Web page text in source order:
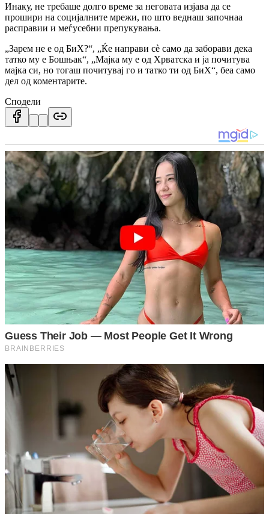
Инаку, не требаше долго време за неговата изјава да се
прошири на социјалните мрежи, по што веднаш започнаа
расправии и меѓусебни препукувања.
„Зарем не е од БиХ?“, „Ќе направи сè само да заборави дека
татко му е Бошњак“, „Мајка му е од Хрватска и ја почитува
мајка си, но тогаш почитувај го и татко ти од БиХ“, беа само
дел од коментарите.
Сподели